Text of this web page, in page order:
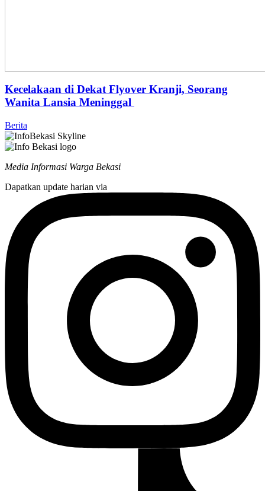
Kecelakaan di Dekat Flyover Kranji, Seorang
Wanita Lansia Meninggal
Berita
Media Informasi Warga Bekasi
Dapatkan update harian via